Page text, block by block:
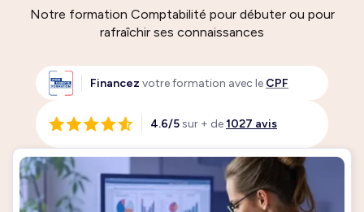
Notre formation Comptabilité pour débuter ou pour
rafraîchir ses connaissances
Financez votre formation avec le CPF
4.6/5sur + de1027 avis